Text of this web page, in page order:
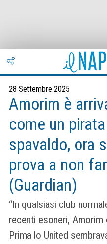
28 Settembre 2025
Amorim è
come un
spavaldo, ora
prova a non
(Guardian)
“In qualsiasi club
recenti esoneri, Amorim
Prima lo United